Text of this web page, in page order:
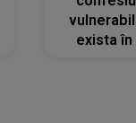
exista